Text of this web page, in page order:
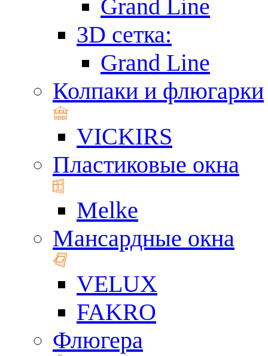
Grand Line
3D сетка:
Grand Line
Колпаки и флюгарки
VICKIRS
Пластиковые окна
Melke
Мансардные окна
VELUX
FAKRO
Флюгера